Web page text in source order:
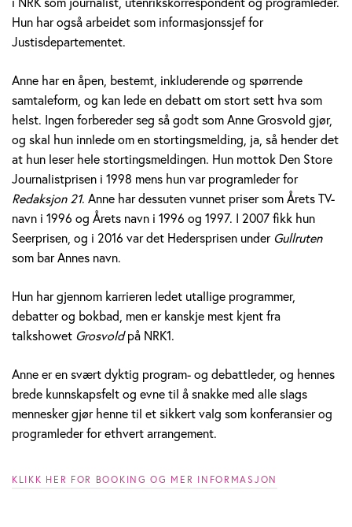
r
s
v
o
l
d
Hun har også arbeidet som informasjonssjef for
Justisdepartementet.
Anne har en åpen, bestemt, inkluderende og spørrende
samtaleform, og kan lede en debatt om stort sett hva som
helst. Ingen forbereder seg så godt som Anne Grosvold gjør,
og skal hun innlede om en stortingsmelding, ja, så hender det
at hun leser hele stortingsmeldingen. Hun mottok Den Store
Journalistprisen i 1998 mens hun var programleder for
Redaksjon 21. Anne har dessuten vunnet priser som Årets TV-
navn i 1996 og Årets navn i 1996 og 1997. I 2007 fikk hun
Seerprisen, og i 2016 var det Hedersprisen underGullruten
som bar Annes navn.
Hun har gjennom karrieren ledet utallige programmer,
debatter og bokbad, men er kanskje mest kjent fra
talkshowet Grosvoldpå NRK1.
Anne er en svært dyktig program- og debattleder, og hennes
brede kunnskapsfelt og evne til å snakke med alle slags
mennesker gjør henne til et sikkert valg som konferansier og
programleder for ethvert arrangement.
KLIKK HER FOR BOOKING OG MER INFORMASJON